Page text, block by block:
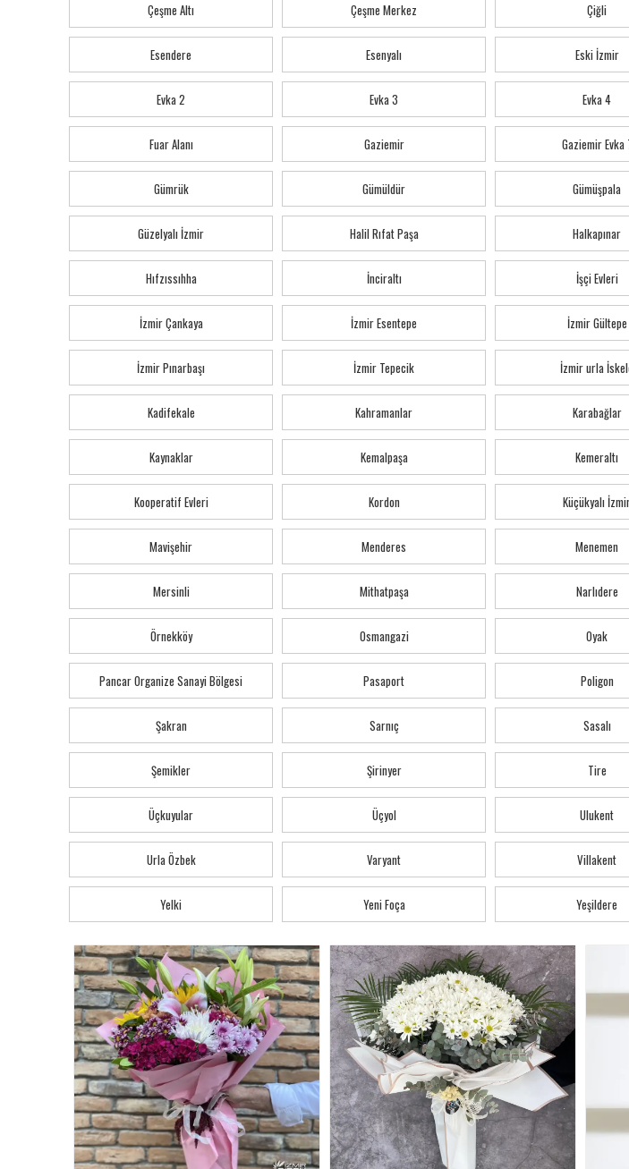
Çeşme Altı Çeşme Merkez Çiğli
Esendere Esenyalı Eski İzmir
Evka 2 Evka 3 Evka 4
Fuar Alanı Gaziemir Gaziemir Evka
Gümrük Gümüldür Gümüşpala
Güzelyalı İzmir Halil Rıfat Paşa Halkapınar
Hıfzıssıhha İnciraltı İşçi Evleri
İzmir Çankaya İzmir Esentepe İzmir Gültepe
İzmir Pınarbaşı İzmir Tepecik İzmir urla
Kadifekale Kahramanlar Karabağlar
Kaynaklar Kemalpaşa Kemeraltı
Kooperatif Evleri Kordon Küçükyalı
Mavişehir Menderes Menemen
Mersinli Mithatpaşa Narlıdere
Örnekköy Osmangazi Oyak
Pancar Organize Sanayi Bölgesi Pasaport Poligon
Şakran Sarnıç Sasalı
Şemikler Şirinyer Tire
Üçkuyular Üçyol Ulukent
Urla Özbek Varyant Villakent
Yelki Yeni Foça Yeşildere